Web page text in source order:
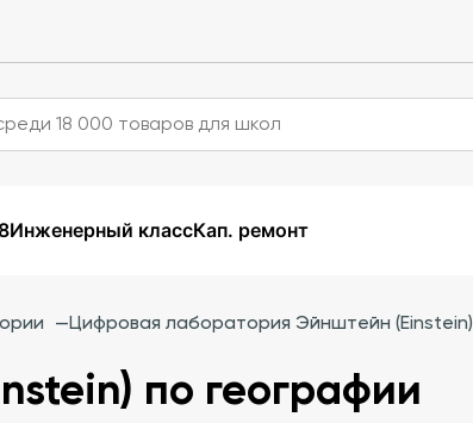
Инженерный классКап. ремонт
—Цифровая лаборатория Эйнштейн (Einstein)
по географии